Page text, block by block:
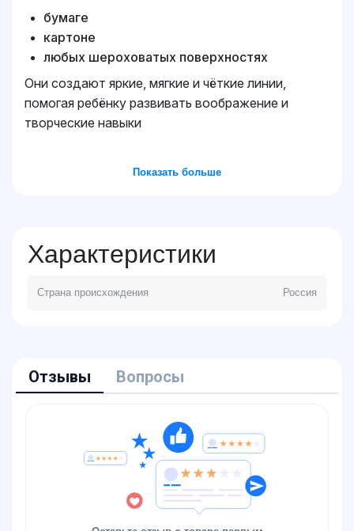
бумаге
картоне
любых шероховатых поверхностях
Они создают яркие, мягкие и чёткие линии,
помогая ребёнку развивать воображение и
творческие навыки
Показать больше
Характеристики
Страна происхождения Россия
Отзывы Вопросы